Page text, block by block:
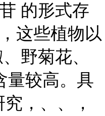
的形式存
这些植物以
野菊花、
量较高。具
，、、，